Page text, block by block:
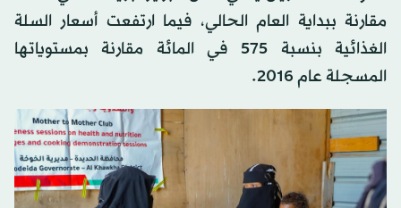
مقارنة ببداية العام الحالي، فيما ارتفعت أسعار السلة
الغذائية بنسبة 575 في المائة مقارنة بمستوياتها
المسجلة عام 2016.